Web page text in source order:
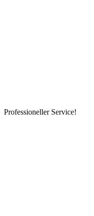
Professioneller Service!